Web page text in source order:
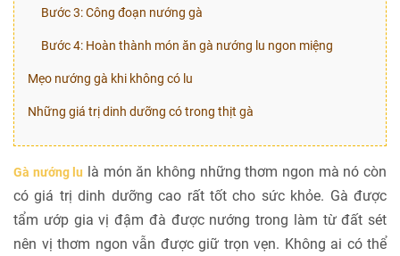
Bước 3: Công đoạn nướng gà
Bước 4: Hoàn thành món ăn gà nướng lu ngon miệng
Mẹo nướng gà khi không có lu
Những giá trị dinh dưỡng có trong thịt gà
Gà nướng lu là món ăn không những thơm ngon mà nó còn
có giá trị dinh dưỡng cao rất tốt cho sức khỏe. Gà được
tẩm ướp gia vị đậm đà được nướng trong làm từ đất sét
nên vị thơm ngon vẫn được giữ trọn vẹn. Không ai có thể